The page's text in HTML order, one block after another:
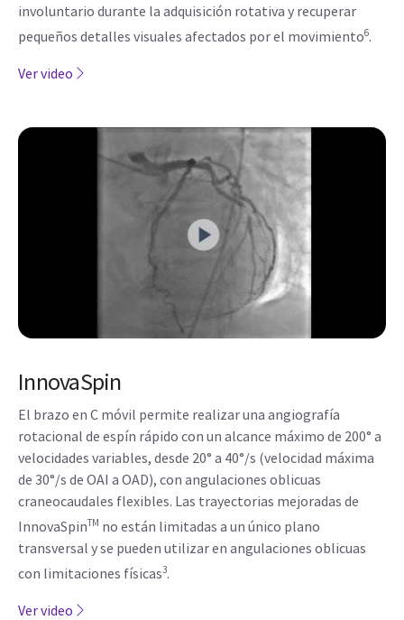
involuntario durante la adquisición rotativa y recuperar
pequeños detalles visuales afectados por el movimiento6.
Ver video
InnovaSpin
El brazo en C móvil permite realizar una angiografía
rotacional de espín rápido con un alcance máximo de 200° a
velocidades variables, desde 20° a 40°/s (velocidad máxima
de 30°/s de OAI a OAD), con angulaciones oblicuas
craneocaudales flexibles. Las trayectorias mejoradas de
InnovaSpinTM no están limitadas a un único plano
transversal y se pueden utilizar en angulaciones oblicuas
con limitaciones físicas3.
Ver video